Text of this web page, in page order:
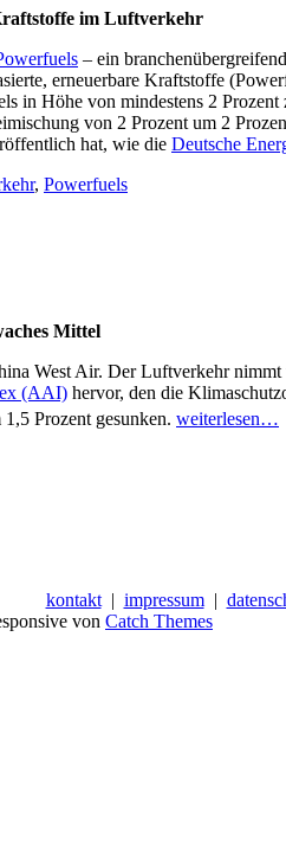
im Luftverkehr
– ein
erneuerbare Kraftstoffe
Höhe von mindestens 2
von 2 Prozent um 2
hat, wie die Deutsche
, Powerfuels
Mittel
West Air. Der Luftverkehr
(AAI) hervor, den die
Prozent gesunken. weiterlesen…
kontakt| impressum|
von Catch Themes